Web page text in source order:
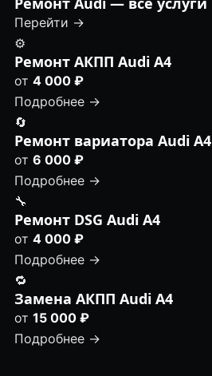
Перейти →
⚙️
Ремонт АКПП Audi A4
от 4 000 ₽
Подробнее →
🔄
Ремонт вариатора Audi A4
от 6 000 ₽
Подробнее →
🔧
Ремонт DSG Audi A4
от 4 000 ₽
Подробнее →
🔁
Замена АКПП Audi A4
от 15 000 ₽
Подробнее →